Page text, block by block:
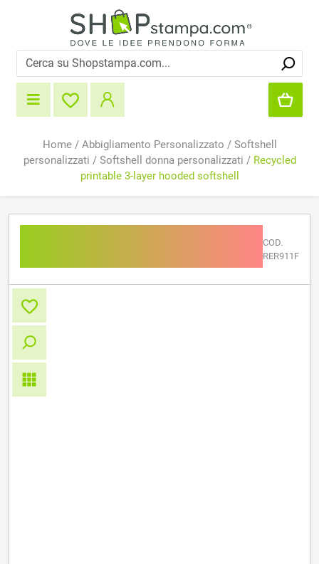
Home/ Abbigliamento Personalizzato / Softshell
personalizzati / Softshell donna personalizzati / Recycled
printable 3-layer hooded softshell
COD.
RER911F